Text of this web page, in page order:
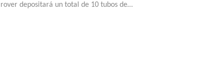
rover depositará un total de 10 tubos de…